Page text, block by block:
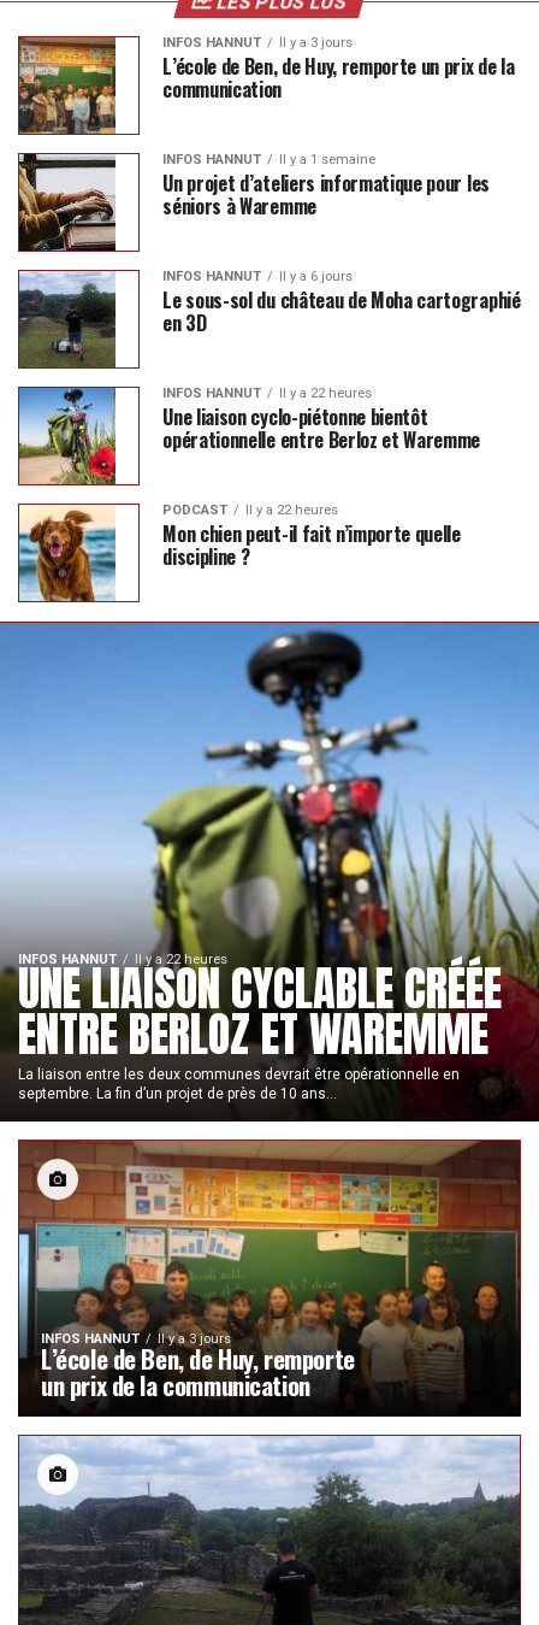
INFOS HANNUT Il y a 3 jours
L’école de Ben, de Huy, remporte un prix de la
communication
INFOS HANNUT Il y a 1 semaine
Un projet d’ateliers informatique pour les
séniors à Waremme
INFOS HANNUT Il y a 6 jours
Le sous-sol du château de Moha cartographié
en 3D
INFOS HANNUT Il y a 22 heures
Une liaison cyclo-piétonne bientôt
opérationnelle entre Berloz et Waremme
PODCAST Il y a 22 heures
Mon chien peut-il fait n’importe quelle
discipline ?
INFOS HANNUT Il y a 22 heures
UNE LIAISON CYCLABLE CRÉÉE
ENTRE BERLOZ ET WAREMME
La liaison entre les deux communes devrait être opérationnelle en
septembre. La fin d’un projet de près de 10 ans...
INFOS HANNUT Il y a 3 jours
L’école de Ben, de Huy, remporte
un prix de la communication